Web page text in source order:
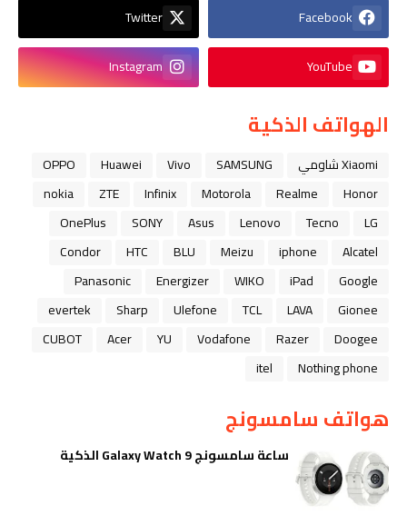
Facebook
Twitter
YouTube
Instagram
الهواتف الذكية
Xiaomi شاومي SAMSUNG
Vivo
Huawei
OPPO
Honor
Realme
Motorola
Infinix
ZTE
nokia
LG
Tecno
Lenovo
Asus
SONY
OnePlus
Alcatel
iphone
Meizu
BLU
HTC
Condor
Google
iPad
WIKO
Energizer
Panasonic
Gionee
LAVA
TCL
Ulefone
Sharp
evertek
Doogee
Razer
Vodafone
YU
Acer
CUBOT
Nothing phone
itel
هواتف سامسونج
ساعة سامسونج Galaxy Watch 9 الذكية